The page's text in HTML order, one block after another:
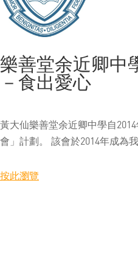
樂善堂余近卿中
－食出愛心
黃大仙樂善堂余近卿中學自
會」計劃。 該會於2014年成為
按此瀏覽